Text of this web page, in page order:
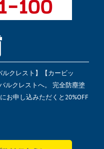
クレスト】【カービッ
ルクレストへ。 完全防塵塗
お申し込みただくと20%OFF